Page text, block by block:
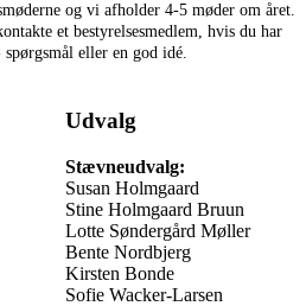
og vi afholder 4-5 møder om året.
et bestyrelsesmedlem, hvis du har
eller en god idé.
Udvalg
Stævneudvalg:
Susan Holmgaard
Stine Holmgaard Bruun
Lotte Søndergård Møller
Bente Nordbjerg
Kirsten Bonde
Sofie Wacker-Larsen